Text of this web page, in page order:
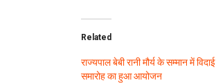
Related
राज्यपाल बेबी रानी मौर्य के सम्मान में विदाई
समारोह का हुआ आयोजन